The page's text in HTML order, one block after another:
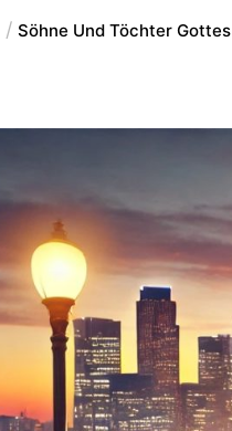
Söhne Und Töchter Gottes